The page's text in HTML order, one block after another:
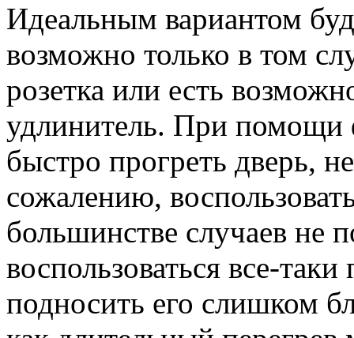
Идеальным вариантом
возможно только в том
розетка или есть
удлинитель. При
быстро прогреть дверь,
сожалению,
большинстве случаев не
воспользоваться все-
подносить его слишком